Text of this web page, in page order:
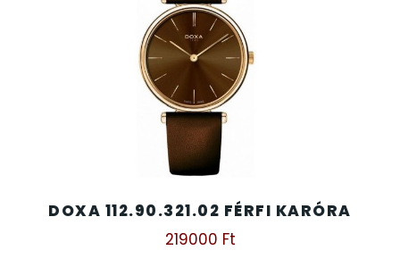
DOXA 112.90.321.02 FÉRFI KARÓRA
219000 Ft